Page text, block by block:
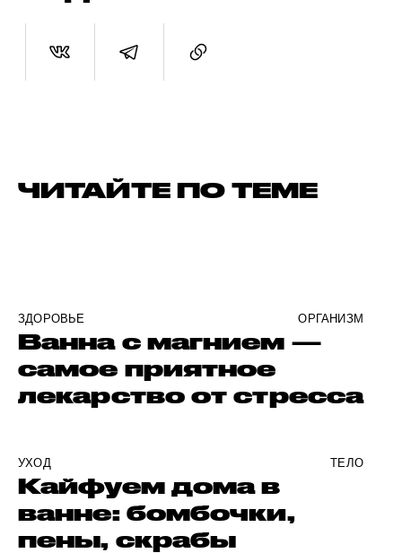
ЧИТАЙТЕ ПО ТЕМЕ
ЗДОРОВЬЕ ОРГАНИЗМ
Ванна с магнием —
самое приятное
лекарство от стресса
УХОД ТЕЛО
Кайфуем дома в
ванне: бомбочки,
пены, скрабы